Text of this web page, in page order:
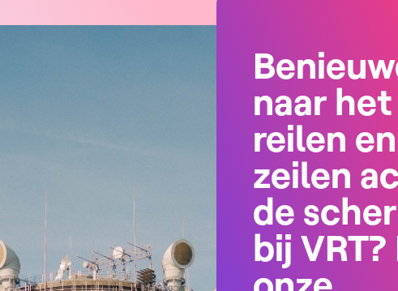
naar het
reilen en
zeilen
de
bij VRT?